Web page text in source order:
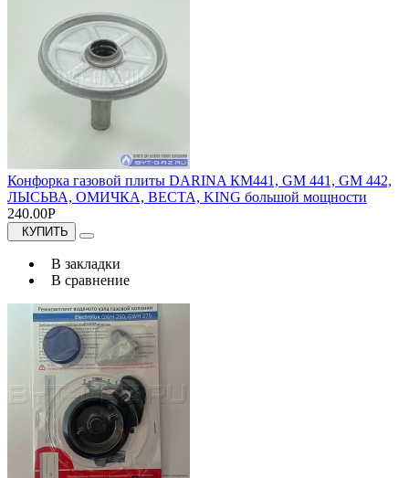
Конфорка газовой плиты DARINA КМ441, GM 441, GM 442,
ЛЫСЬВА, ОМИЧКА, ВЕСТА, KING большой мощности
240.00Р
КУПИТЬ
В закладки
В сравнение